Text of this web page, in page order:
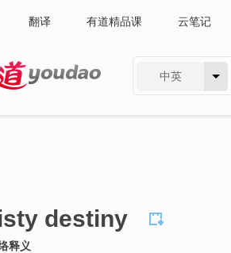
翻译 有道精品课 云笔记
中英
destiny
释义